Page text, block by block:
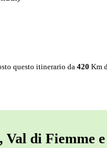
questo itinerario da 420 Km
di Fiemme